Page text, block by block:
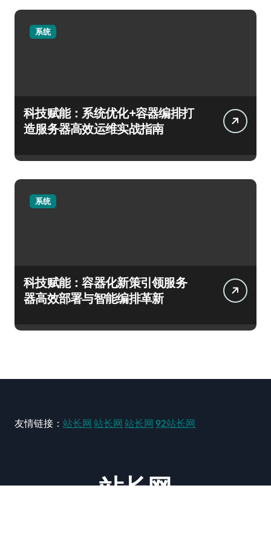
系统
科技赋能：系统优化+容器编排打
造服务器高效运维实战指南
系统
科技赋能：容器化新策引领服务
器高效部署与智能编排革新
友情链接： 站长网 站长网 站长网 92站长网
站长网